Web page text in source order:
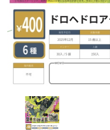
よくあるご質問
ご利用ガイド
06-6282-